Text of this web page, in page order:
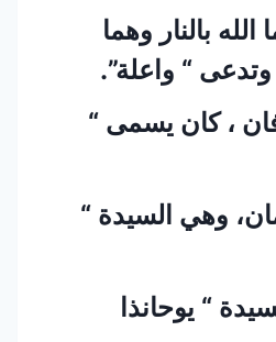
بالنار وهما
وتدعى “ واعلة”.
، كان يسمى “
وهي السيدة “
“ يوحانذا